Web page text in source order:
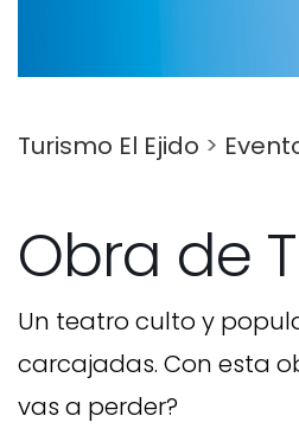
Turismo El Ejido >
Obra de
Un teatro culto y
carcajadas. Con esta
vas a perder?